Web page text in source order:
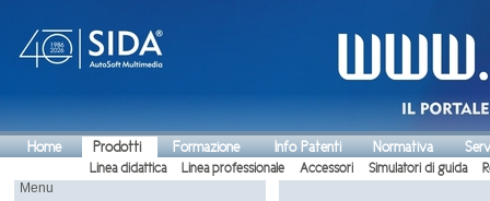
Home Prodotti Formazione Info Patenti Normativa
Linea didattica Linea professionale Accessori Simulatori di guida
Menu